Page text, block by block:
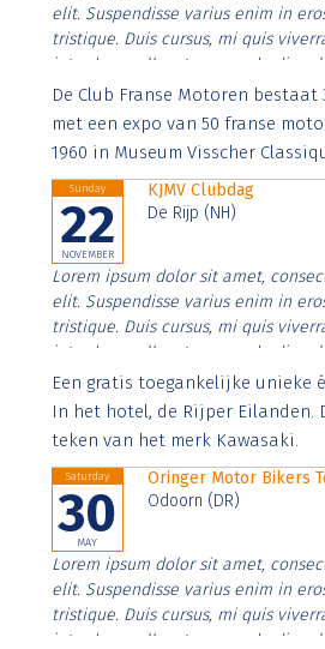
elit. Suspendisse varius enim in
tristique. Duis cursus, mi quis
interdum nulla, ut commodo diam
Aenean faucibus nibh et justo
imperdiet. Nunc ut sem vitae risus
De Club Franse Motoren
met een expo van 50 franse
1960 in Museum Visscher
Sunday
22
NOVEMBER
KJMV Clubdag
De Rijp (NH)
Lorem ipsum dolor sit amet,
elit. Suspendisse varius enim in
tristique. Duis cursus, mi quis
interdum nulla, ut commodo diam
Aenean faucibus nibh et justo
imperdiet. Nunc ut sem vitae risus
Een gratis toegankelijke unieke
In het hotel, de Rijper
teken van het merk Kawasaki.
Saturday
30
MAY
Oringer Motor Bikers
Odoorn (DR)
Lorem ipsum dolor sit amet,
elit. Suspendisse varius enim in
tristique. Duis cursus, mi quis
interdum nulla, ut commodo diam